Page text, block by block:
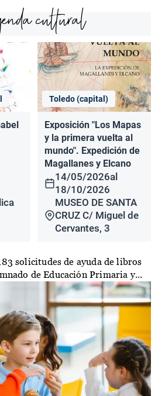
cultural
Toledo (capital)
Exposición "Los Mapas
y la primera vuelta al
mundo". Expedición de
Magallanes y Elcano
14/05/2026al
18/10/2026
MUSEO DE SANTA
CRUZ C/ Miguel de
Cervantes, 3
solicitudes de ayuda de libros
de Educación Primaria y...